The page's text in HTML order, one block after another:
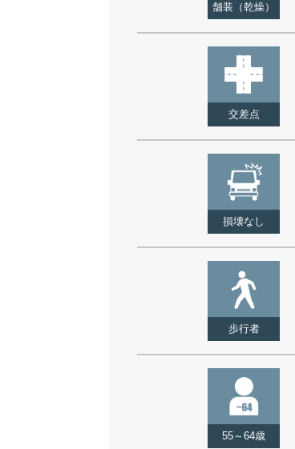
舗装（乾燥）
交差点
損壊なし
歩行者
55～64歳